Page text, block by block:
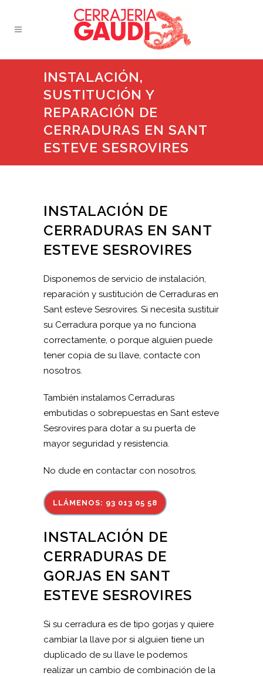
INSTALACIÓN,
SUSTITUCIÓN Y
REPARACIÓN DE
CERRADURAS EN SANT
ESTEVE SESROVIRES
INSTALACIÓN DE
CERRADURAS EN SANT
ESTEVE SESROVIRES
Disponemos de servicio de instalación,
reparación y sustitución de Cerraduras en
Sant esteve Sesrovires. Si necesita sustituir
su Cerradura porque ya no funciona
correctamente, o porque alguien puede
tener copia de su llave, contacte con
nosotros.
También instalamos Cerraduras
embutidas o sobrepuestas en Sant esteve
Sesrovires para dotar a su puerta de
mayor seguridad y resistencia.
No dude en contactar con nosotros.
LLÁMENOS: 93 013 05 58
INSTALACIÓN DE
CERRADURAS DE
GORJAS EN SANT
ESTEVE SESROVIRES
Si su cerradura es de tipo gorjas y quiere
cambiar la llave por si alguien tiene un
duplicado de su llave le podemos
realizar un cambio de combinación de la